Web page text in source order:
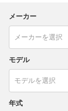
メーカー
モデル
年式